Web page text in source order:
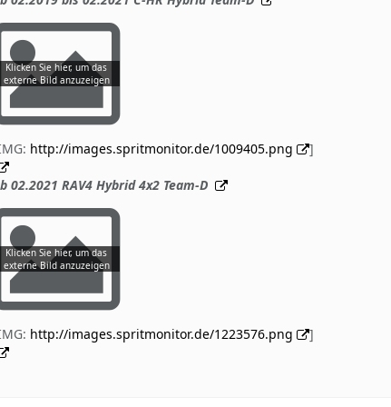
http://images.spritmonitor.de/1009405.png ]
02.2021 RAV4 Hybrid 4x2 Team-D
http://images.spritmonitor.de/1223576.png ]